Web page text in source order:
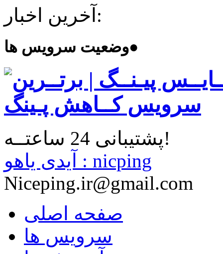
آخرین اخبار:
وضعیت سرویس ها●
پشتیبانی 24 ساعتــه!
آیدی یاهو : nicping
Niceping.ir@gmail.com
صفحه اصلی
سرویس ها